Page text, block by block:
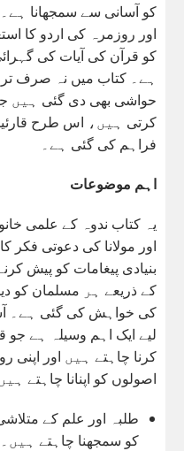
کو آسانی سے سمجھانا
اور روزمرہ کی اردو کا
کو قرآن کی آیات کی
ہے۔ کتاب میں نہ صرف
حواشی بھی دی گئی ہیں
کرتی ہیں، اس طرح
فراہم کی گئی ہے۔
اہم موضوعات
یہ کتاب ندوہ کے علمی
اور مولانا کی دعوتی
بنیادی پیغامات کو
کے ذریعے ہر مسلمان کو
کی خواہش کی گئی ہے۔
لیے ایک اہم وسیلہ ہے
کرنا چاہتے ہیں اور
اصولوں کو اپنانا چاہتے
طلبہ اور علم کے
کو سمجھنا چاہتے ہیں۔